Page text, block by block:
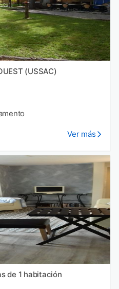
(USSAC)
Ver más
de 1 habitación